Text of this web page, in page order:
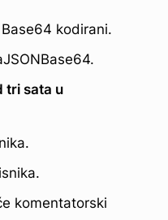
kodirani.
tri sata u
komentatorski